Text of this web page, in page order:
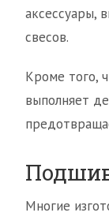
аксессуары,
свесов.
Кроме того,
выполняет
Многие